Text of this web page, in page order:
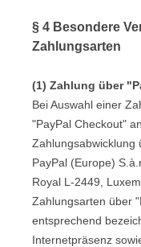
§ 4 Besondere
Zahlungsarten
(1) Zahlung über
Bei Auswahl einer
"PayPal Checkout"
Zahlungsabwicklung
PayPal (Europe)
Royal L-2449,
Zahlungsarten über
entsprechend
Internetpräsenz